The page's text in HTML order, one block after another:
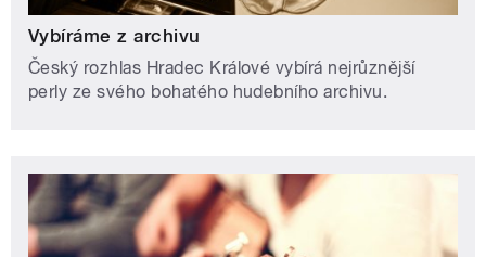
Vybíráme z archivu
Český rozhlas Hradec Králové vybírá nejrůznější
perly ze svého bohatého hudebního archivu.